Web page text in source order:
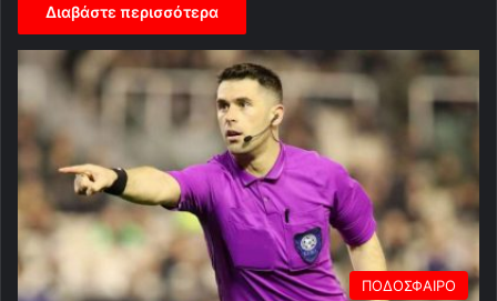
Διαβάστε περισσότερα
ΠΟΔΟΣΦΑΙΡΟ